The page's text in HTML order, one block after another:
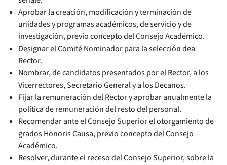
Aprobar la creación, modificación y terminación de
unidades y programas académicos, de servicio y de
investigación, previo concepto del Consejo Académico.
Designar el Comité Nominador para la selección dea
Rector.
Nombrar, de candidatos presentados por el Rector, a los
Vicerrectores, Secretario General y a los Decanos.
Fijar la remuneración del Rector y aprobar anualmente la
política de remuneración del resto del personal.
Recomendar ante el Consejo Superior el otorgamiento de
grados Honoris Causa, previo concepto del Consejo
Académico.
Resolver, durante el receso del Consejo Superior, sobre la